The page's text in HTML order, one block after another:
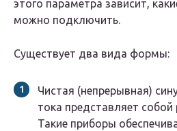
этого параметра зависит,
можно подключить.
Существует два вида формы:
Чистая (непрерывная)
тока представляет
Такие приборы